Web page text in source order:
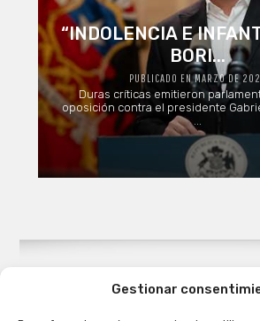
Gestionar
“INDOLENCIA E
BORI...
PUBLICADO EN MARZO DE
Duras críticas emitieron
oposición contra el presidente